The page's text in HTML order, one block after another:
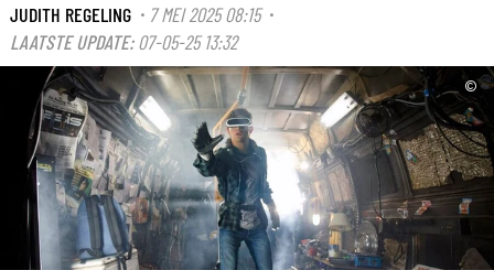
JUDITH REGELING · 7 MEI 2025 08:15·
LAATSTE UPDATE: 07-05-25 13:32
©